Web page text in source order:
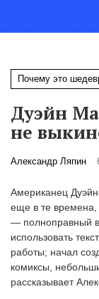
Почему это
Дуэйн
не
Александр Ляпин
Американец
еще в те времена,
— полноправный
использовать
работы; начал
комиксы,
рассказывает